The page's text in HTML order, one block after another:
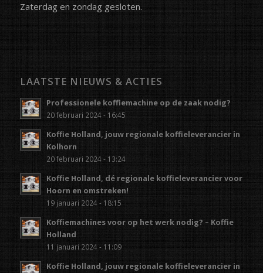
Zaterdag en zondag gesloten.
LAATSTE NIEUWS & ACTIES
Professionele koffiemachine op de zaak nodig?
20 februari 2024 - 16:45
Koffie Holland, jouw regionale koffieleverancier in
Kolhorn
20 februari 2024 - 13:24
Koffie Holland, dé regionale koffieleverancier voor
Hoorn en omstreken!
19 januari 2024 - 18:15
Koffiemachines voor op het werk nodig? – Koffie
Holland
11 januari 2024 - 11:09
Koffie Holland, jouw regionale koffieleverancier in